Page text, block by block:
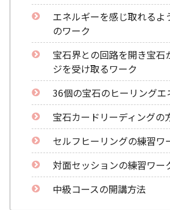
エネルギーを感じ取れるよ
のワーク
宝石界との回路を開き宝石
ジを受け取るワーク
36個の宝石のヒーリングエ
宝石カードリーディングの
セルフヒーリングの練習ワ
対面セッションの練習ワー
中級コースの開講方法